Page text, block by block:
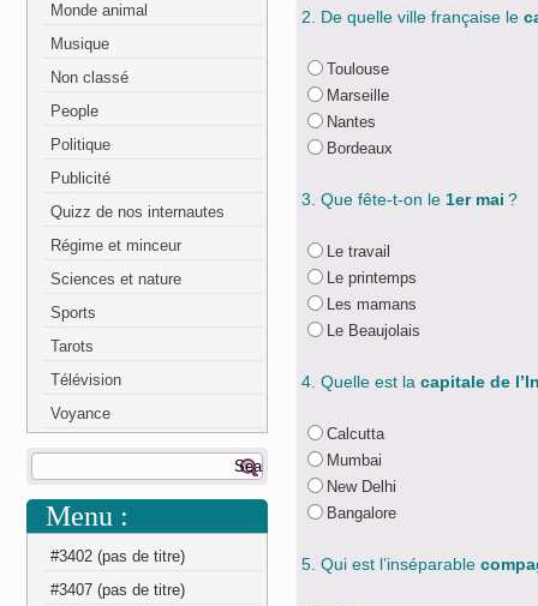
Monde animal
Musique
Non classé
People
Politique
Publicité
Quizz de nos internautes
Régime et minceur
Sciences et nature
Sports
Tarots
Télévision
Voyance
Menu :
#3402 (pas de titre)
#3407 (pas de titre)
2. De quelle ville française le
Toulouse
Marseille
Nantes
Bordeaux
3. Que fête-t-on le 1er mai ?
Le travail
Le printemps
Les mamans
Le Beaujolais
4. Quelle est la capitale de
Calcutta
Mumbai
New Delhi
Bangalore
5. Qui est l’inséparable